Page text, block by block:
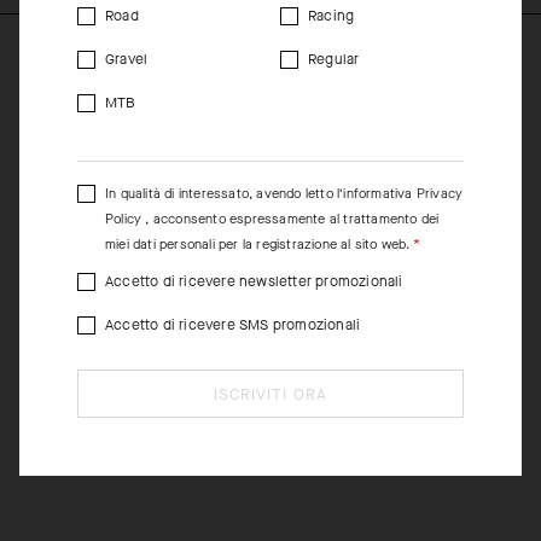
Road
Gravel
MTB
Racing
Regular
In qualità di interessato, avendo letto l’informativa Privacy
Policy , acconsento espressamente al trattamento dei
miei dati personali per la registrazione al sito web.
Accetto di ricevere newsletter promozionali
Accetto di ricevere SMS promozionali
ISCRIVITI ORA